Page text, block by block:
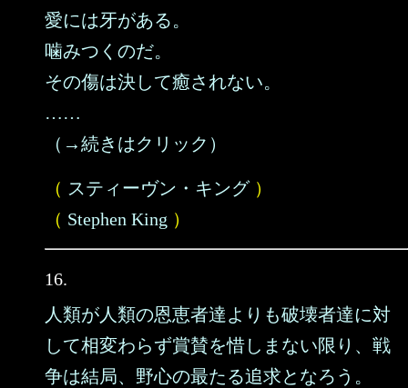
愛には牙がある。
噛みつくのだ。
その傷は決して癒されない。
……
（→続きはクリック）
（ スティーヴン・キング）
（ Stephen King ）
16.
人類が人類の恩恵者達よりも破壊者達に対
して相変わらず賞賛を惜しまない限り、戦
争は結局、野心の最たる追求となろう。